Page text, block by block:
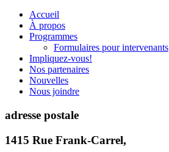
Accueil
À propos
Programmes
Formulaires pour intervenants
Impliquez-vous!
Nos partenaires
Nouvelles
Nous joindre
adresse postale
1415 Rue Frank-Carrel,